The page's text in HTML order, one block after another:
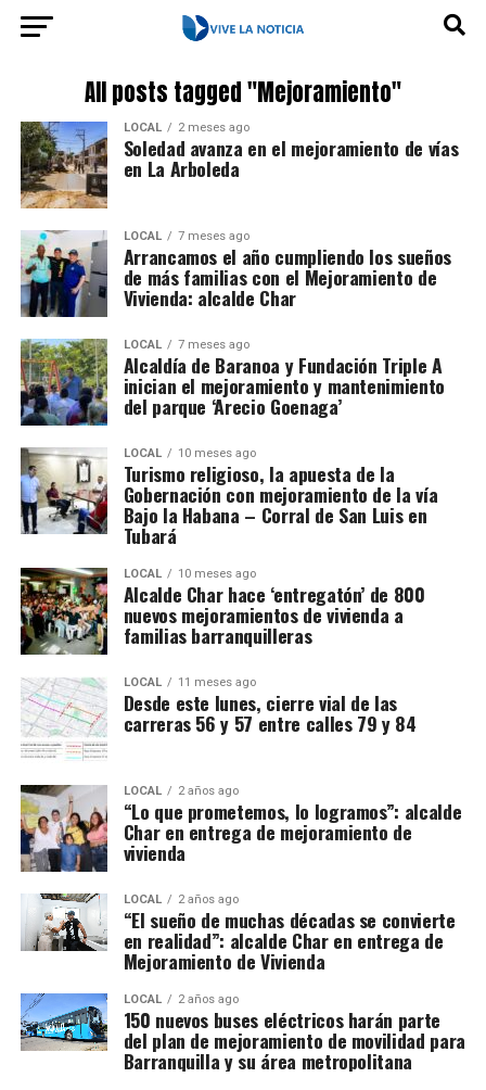
All posts tagged "Mejoramiento"
LOCAL 2 meses ago
Soledad avanza en el mejoramiento de vías
en La Arboleda
LOCAL 7 meses ago
Arrancamos el año cumpliendo los sueños
de más familias con el Mejoramiento de
Vivienda: alcalde Char
LOCAL 7 meses ago
Alcaldía de Baranoa y Fundación Triple A
inician el mejoramiento y mantenimiento
del parque ‘Arecio Goenaga’
LOCAL 10 meses ago
Turismo religioso, la apuesta de la
Gobernación con mejoramiento de la vía
Bajo la Habana – Corral de San Luis en
Tubará
LOCAL 10 meses ago
Alcalde Char hace ‘entregatón’ de 800
nuevos mejoramientos de vivienda a
familias barranquilleras
LOCAL 11 meses ago
Desde este lunes, cierre vial de las
carreras 56 y 57 entre calles 79 y 84
LOCAL 2 años ago
“Lo que prometemos, lo logramos”: alcalde
Char en entrega de mejoramiento de
vivienda
LOCAL 2 años ago
“El sueño de muchas décadas se convierte
en realidad”: alcalde Char en entrega de
Mejoramiento de Vivienda
LOCAL 2 años ago
150 nuevos buses eléctricos harán parte
del plan de mejoramiento de movilidad para
Barranquilla y su área metropolitana